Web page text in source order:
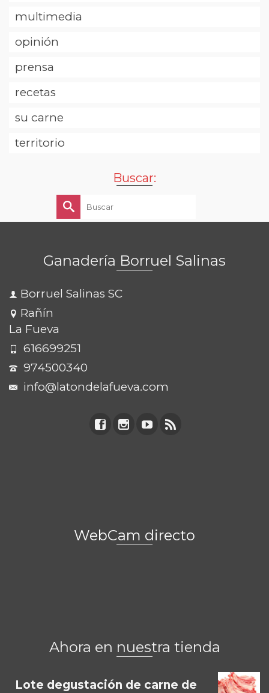
multimedia
opinión
prensa
recetas
su carne
territorio
Buscar:
Buscar
por:
Ganadería Borruel Salinas
Borruel Salinas SC
Rañín
La Fueva
616699251
974500340
info@latondelafueva.com
WebCam directo
Ahora en nuestra tienda
Lote degustación de carne de